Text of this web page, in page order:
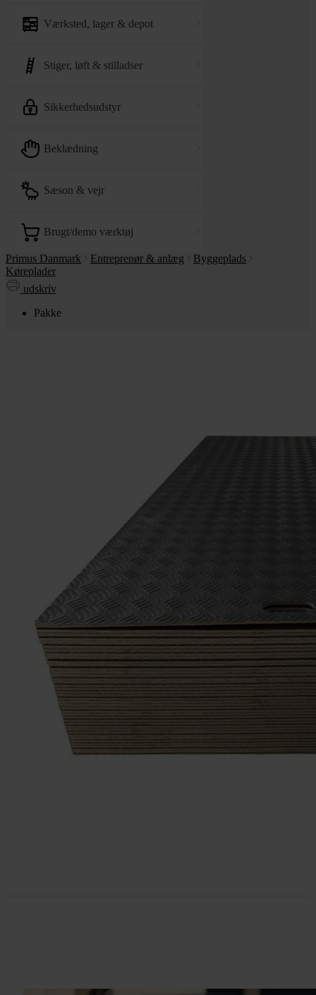
værksted, lager & depot
stiger, løft & stilladser
sikkerhedsudstyr
beklædning
sæson & vejr
brugt/demo værktøj
Primus Danmark Entreprenør & anlæg
Byggeplads
Køreplader
udskriv
Pakke